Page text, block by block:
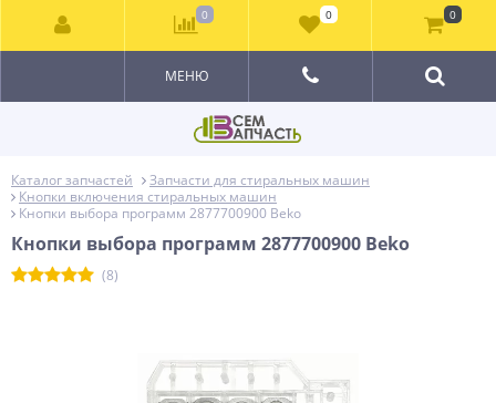
МЕНЮ
Каталог запчастей
Запчасти для стиральных машин
Кнопки включения стиральных машин
Кнопки выбора программ 2877700900 Beko
Кнопки выбора программ 2877700900 Beko
(8)
0 0 0